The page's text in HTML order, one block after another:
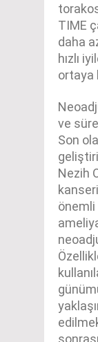
TIME
daha
hızlı
ortaya
ve
Son
Nezih